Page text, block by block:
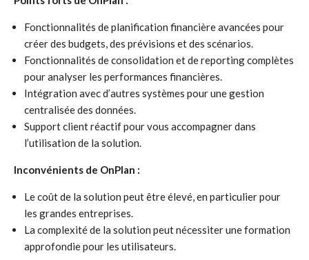
Fonctionnalités de planification financière avancées pour
créer des budgets, des prévisions et des scénarios.
Fonctionnalités de consolidation et de reporting complètes
pour analyser les performances financières.
Intégration avec d’autres systèmes pour une gestion
centralisée des données.
Support client réactif pour vous accompagner dans
l’utilisation de la solution.
Inconvénients de OnPlan :
Le coût de la solution peut être élevé, en particulier pour
les grandes entreprises.
La complexité de la solution peut nécessiter une formation
approfondie pour les utilisateurs.